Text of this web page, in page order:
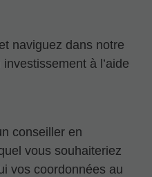
naviguez dans notre
à l’aide
conseiller en
vous souhaiteriez
vos coordonnées au